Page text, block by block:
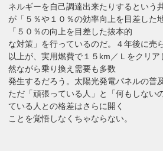
ネルギーを自己調達出来たりするという
が「５％や１０％の効率向上を目差した
「５０％の向上を目差した抜本的
な対策」を行っているのだ。４年後に売
以上が、実用燃費で１５km／Ｌをクリ
然ながら乗り換え需要も多数
発生するだろう。太陽光発電パネルの普
ただ「頑張っている人」と「何もしない
ている人との格差はさらに開く
ことを覚悟しなくちゃならない。